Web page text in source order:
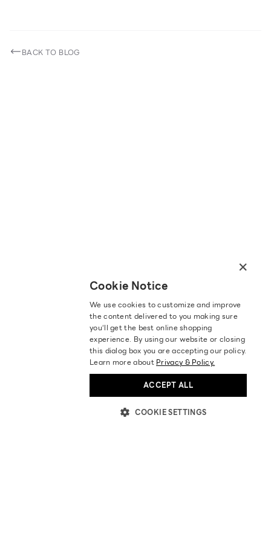
BACK TO BLOG
×
Cookie Notice
We use cookies to customize and improve
the content delivered to you making sure
you‘ll get the best online shopping
experience. By using our website or closing
this dialog box you are accepting our policy.
Learn more about Privacy & Policy.
ACCEPT ALL
COOKIE SETTINGS